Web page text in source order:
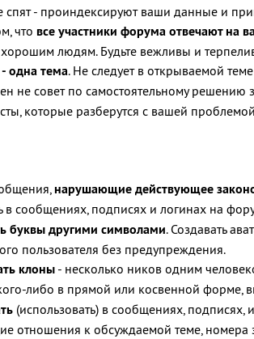
спят - проиндексируют ваши данные и
что все участники форума отвечают на
хорошим людям. Будьте вежливы и
одна тема. Не следует в открываемой
не совет по самостоятельному решению
которые разберутся с вашей
нарушающие действующее
в сообщениях, подписях и логинах на
буквы другими символами. Создавать
пользователя без предупреждения.
клоны- несколько ников одним
либо в прямой или косвенной форме,
(использовать) в сообщениях, подписях,
отношения к обсуждаемой теме, номера